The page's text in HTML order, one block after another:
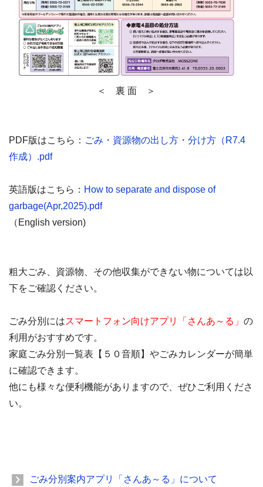
＜ 裏 面 ＞
PDF版はこちら： ごみ・資源物の出し方・分け方（R7.4
作成）.pdf
英語版はこちら： How to separate and dispose of
garbage(Apr,2025).pdf
（English version)
粗大ごみ、資源物、その他収集ができない物については以
下をご確認ください。
ごみ分別にはスマートフォン向けアプリ「さんあ～る」 の
利用がおすすめです。
家庭ごみ分別一覧表【５０音順】やごみカレンダーが簡単
に確認できます。
他にも様々な便利機能がありますので、ぜひご利用くださ
い。
ごみ分別案内アプリ「さんあ～る」について